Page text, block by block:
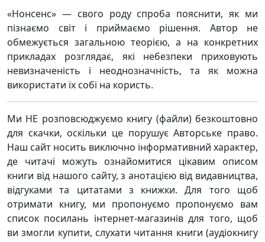
«Нонсенс» — свого роду спроба пояснити, як ми
пізнаємо світ і приймаємо рішення. Автор не
обмежується загальною теорією, а на конкретних
прикладах розглядає, які небезпеки приховують
невизначеність і неоднозначність, та як можна
використати їх собі на користь.
Ми НЕ розповсюджуємо книгу (файли) безкоштовно
для скачки, оскільки це порушує Авторське право.
Наш сайт носить виключно інформативний характер,
де читачі можуть ознайомитися цікавим описом
книги від нашого сайту, з анотацією від видавництва,
відгуками та цитатами з книжки. Для того щоб
отримати книгу, ми пропонуємо пропонуємо вам
список посилань інтернет-магазинів для того, щоб
ви змогли купити, слухати читання книги (аудіокнигу